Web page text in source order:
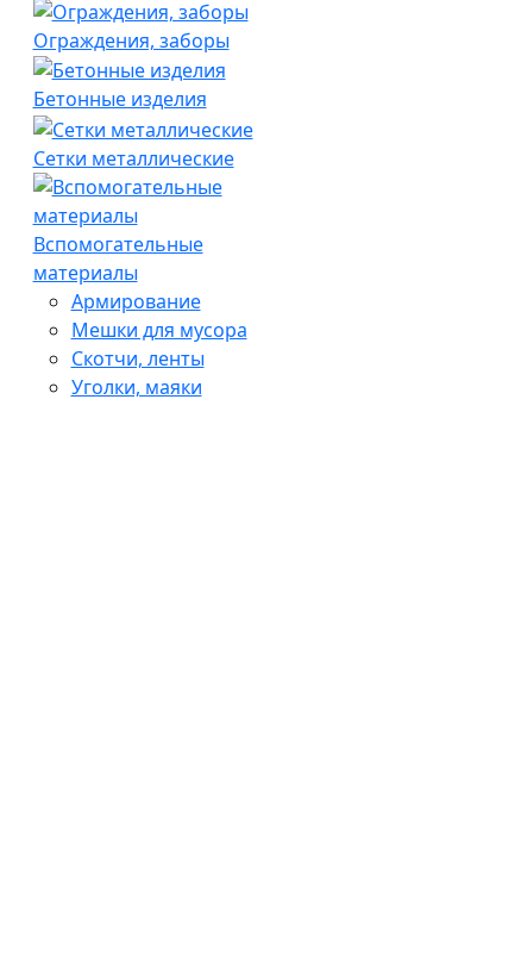
Ограждения, заборы
Бетонные изделия
Сетки металлические
Вспомогательные
материалы
Армирование
Мешки для мусора
Скотчи, ленты
Уголки, маяки